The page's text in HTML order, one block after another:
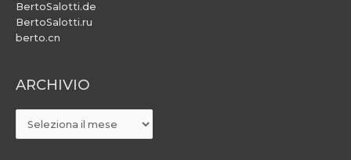
BertoSalotti.de
BertoSalotti.ru
berto.cn
ARCHIVIO
ARCHIVIO